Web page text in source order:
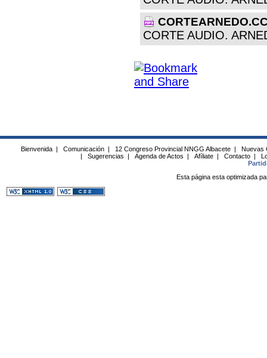
CORTE AUDIO.
Bienvenida | Comunicación | 12 Congreso Provincial NNGG Albacete |
Nuevas
|
Sugerencias | Agenda de Actos | Afíliate | Contacto |
Esta página esta optimizada